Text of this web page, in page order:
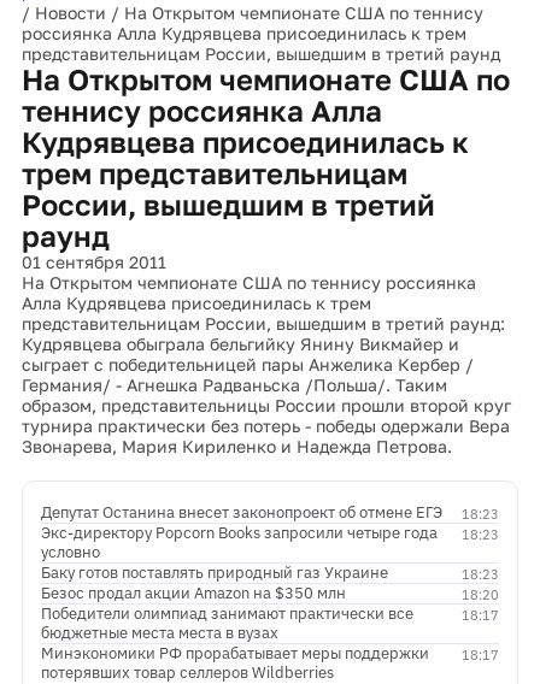
/ Новости / На Открытом чемпионате США по теннису
россиянка Алла Кудрявцева присоединилась к трем
представительницам России, вышедшим в третий раунд
На Открытом чемпионате США по
теннису россиянка Алла
Кудрявцева присоединилась к
трем представительницам
России, вышедшим в третий
раунд
01 сентября 2011
На Открытом чемпионате США по теннису россиянка
Алла Кудрявцева присоединилась к трем
представительницам России, вышедшим в третий раунд:
Кудрявцева обыграла бельгийку Янину Викмайер и
сыграет с победительницей пары Анжелика Кербер /
Германия/ - Агнешка Радваньска /Польша/. Таким
образом, представительницы России прошли второй круг
турнира практически без потерь - победы одержали Вера
Звонарева, Мария Кириленко и Надежда Петрова.
18:23
Депутат Останина внесет законопроект об отмене ЕГЭ
18:23
Экс-директору Popcorn Books запросили четыре года
условно
18:23
Баку готов поставлять природный газ Украине
18:20
Безос продал акции Amazon на $350 млн
18:17
Победители олимпиад занимают практически все
бюджетные места места в вузах
18:17
Минэкономики РФ прорабатывает меры поддержки
потерявших товар селлеров Wildberries